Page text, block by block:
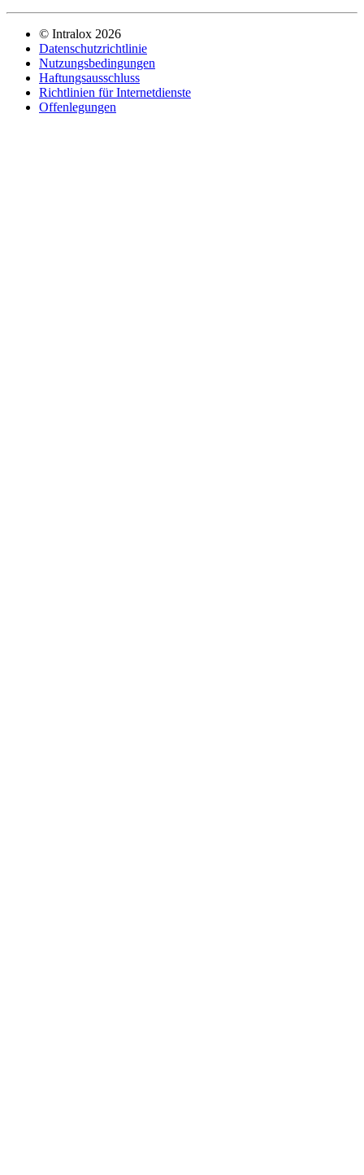
© Intralox 2026
Datenschutzrichtlinie
Nutzungsbedingungen
Haftungsausschluss
Richtlinien für Internetdienste
Offenlegungen